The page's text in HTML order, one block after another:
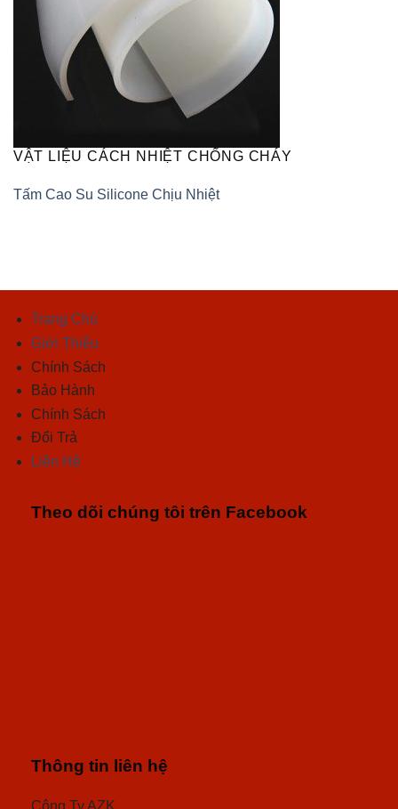
VẬT LIỆU CÁCH NHIỆT CHỐNG CHÁY
Tấm Cao Su Silicone Chịu Nhiệt
Trang Chủ
Giới Thiệu
Chính Sách
Bảo Hành
Chính Sách
Đổi Trả
Liên Hệ
Theo dõi chúng tôi trên Facebook
Thông tin liên hệ